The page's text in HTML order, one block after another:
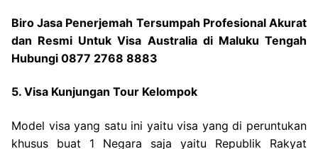
Biro Jasa Penerjemah Tersumpah Profesional Akurat
dan Resmi Untuk Visa Australia di Maluku Tengah
Hubungi 0877 2768 8883
5. Visa Kunjungan Tour Kelompok
Model visa yang satu ini yaitu visa yang di peruntukan
khusus buat 1 Negara saja yaitu Republik Rakyat